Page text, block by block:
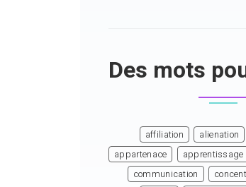
Des mots
affiliation alienation
appartenace
apprentissage
communication